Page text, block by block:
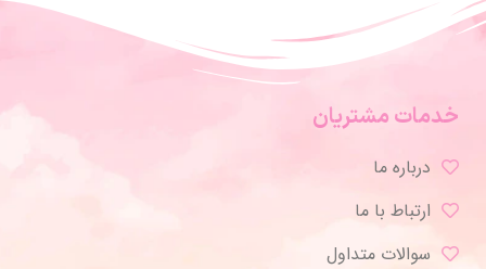
خدمات مشتریان
درباره ما
ارتباط با ما
سوالات متداول